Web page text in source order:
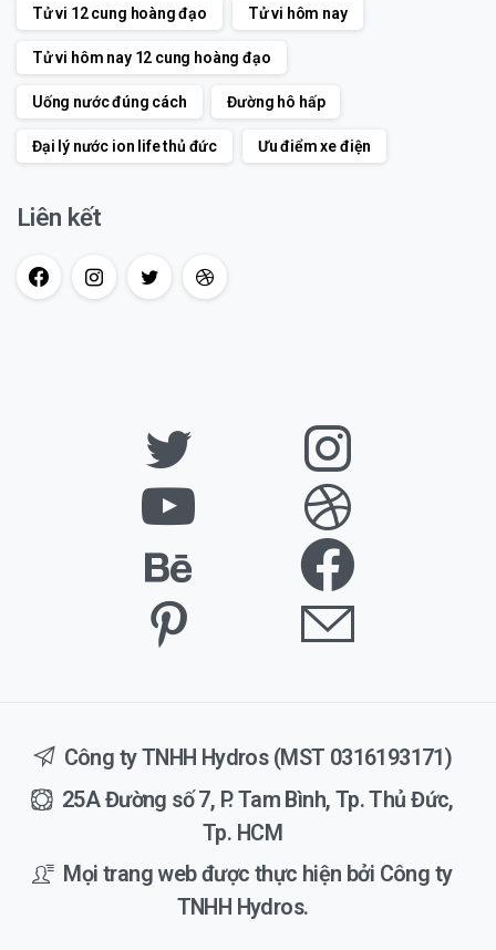
Tử vi 12 cung hoàng đạo Tử vi hôm nay
Tử vi hôm nay 12 cung hoàng đạo
Uống nước đúng cách Đường hô hấp
Đại lý nước ion life thủ đức Ưu điểm xe điện
Liên kết
Công ty TNHH Hydros (MST 0316193171)
25A Đường số 7, P. Tam Bình, Tp. Thủ Đức,
Tp. HCM
Mọi trang web được thực hiện bởi Công ty
TNHH Hydros.